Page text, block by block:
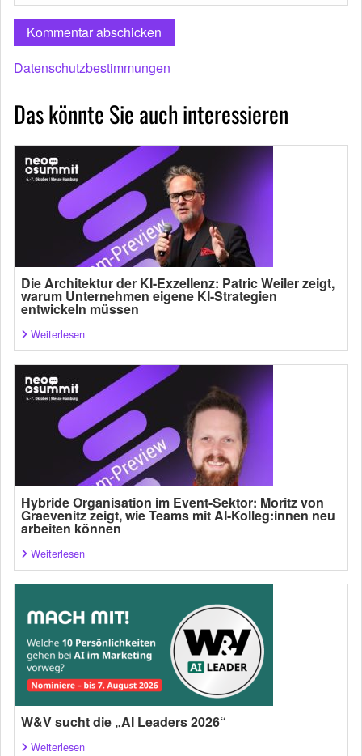
Datenschutzbestimmungen
Das könnte Sie auch interessieren
Die Architektur der KI-Exzellenz: Patric Weiler zeigt,
warum Unternehmen eigene KI-Strategien
entwickeln müssen
Weiterlesen
Hybride Organisation im Event-Sektor: Moritz von
Graevenitz zeigt, wie Teams mit AI-Kolleg:innen neu
arbeiten können
Weiterlesen
W&V sucht die „AI Leaders 2026“
Weiterlesen